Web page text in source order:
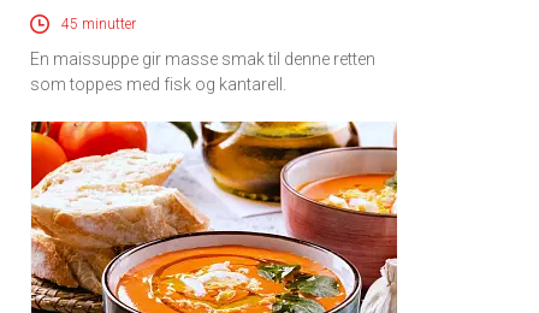
45 minutter
En maissuppe gir masse smak til denne retten
som toppes med fisk og kantarell.